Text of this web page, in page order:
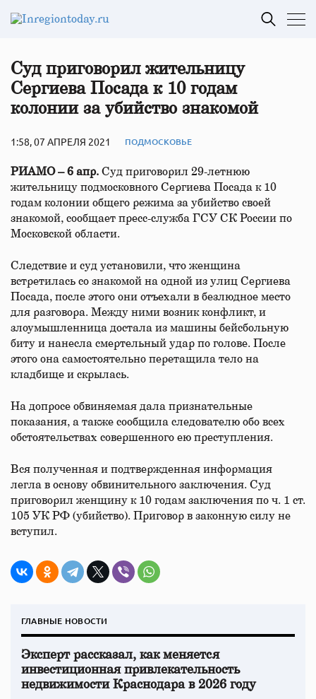
Суд приговорил жительницу
Сергиева Посада к 10 годам
колонии за убийство знакомой
1:58, 07 АПРЕЛЯ 2021 ПОДМОСКОВЬЕ
РИАМО – 6 апр. Суд приговорил 29-летнюю
жительницу подмосковного Сергиева Посада к 10
годам колонии общего режима за убийство своей
знакомой, сообщает пресс-служба ГСУ СК России по
Московской области.
Следствие и суд установили, что женщина
встретилась со знакомой на одной из улиц Сергиева
Посада, после этого они отъехали в безлюдное место
для разговора. Между ними возник конфликт, и
злоумышленница достала из машины бейсбольную
биту и нанесла смертельный удар по голове. После
этого она самостоятельно перетащила тело на
кладбище и скрылась.
На допросе обвиняемая дала признательные
показания, а также сообщила следователю обо всех
обстоятельствах совершенного ею преступления.
Вся полученная и подтвержденная информация
легла в основу обвинительного заключения. Суд
приговорил женщину к 10 годам заключения по ч. 1 ст.
105 УК РФ (убийство). Приговор в законную силу не
вступил.
ГЛАВНЫЕ НОВОСТИ
Эксперт рассказал, как меняется
инвестиционная привлекательность
недвижимости Краснодара в 2026 году